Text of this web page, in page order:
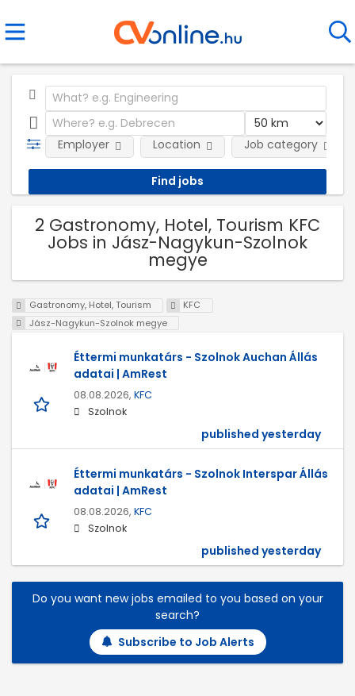
Employer Location Job category
2 Gastronomy, Hotel, Tourism KFC
Jobs in Jász-Nagykun-Szolnok
megye
Gastronomy, Hotel, Tourism
KFC
Jász-Nagykun-Szolnok megye
Éttermi munkatárs - Szolnok Auchan Állás
adatai | AmRest
08.08.2026, KFC
Szolnok
published yesterday
Éttermi munkatárs - Szolnok Interspar Állás
adatai | AmRest
08.08.2026, KFC
Szolnok
published yesterday
Do you want new jobs emailed to you based on your
search?
Subscribe to Job Alerts